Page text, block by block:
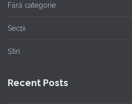
Fără categorie
Secții
Știri
Recent Posts